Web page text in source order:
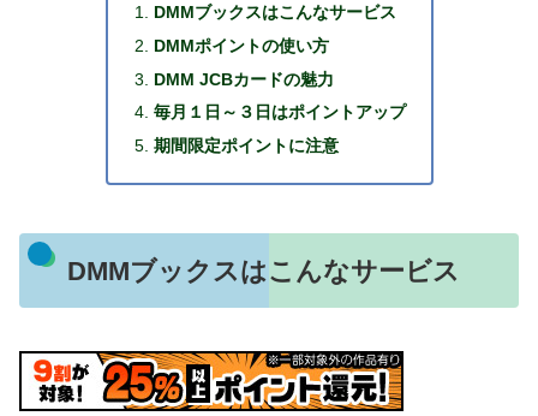
DMMブックスはこんなサービス
DMMポイントの使い方
DMM JCBカードの魅力
毎月１日～３日はポイントアップ
期間限定ポイントに注意
DMMブックスはこんなサービス